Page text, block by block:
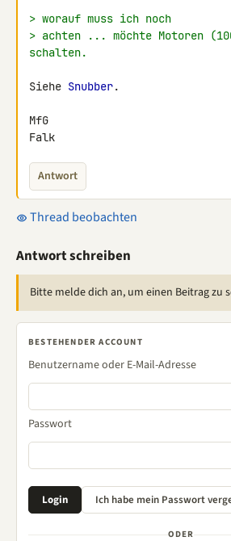
> worauf muss ich noch
> achten ... möchte Motoren
schalten.
Siehe Snubber.
MfG
Falk
Antwort
Thread beobachten
Antwort schreiben
Bitte melde dich an, um einen Beitrag zu
BESTEHENDER ACCOUNT
Benutzername oder E-Mail-Adresse
Passwort
ODER